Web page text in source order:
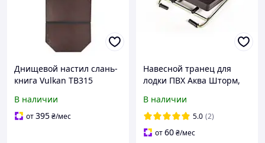
Днищевой настил слань-
книга Vulkan TB315
В наличии
от395₴/мес
Навесной транец для
лодки ПВХ Аква Шторм,
мотора
В наличии
5.0 (2)
от60₴/мес